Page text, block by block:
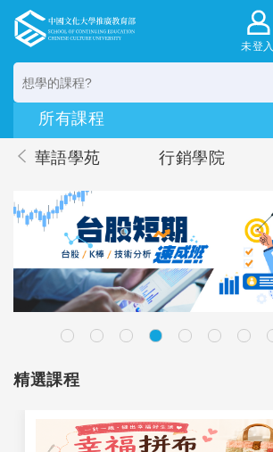
未登入
華語學苑 行銷學院
精選課程